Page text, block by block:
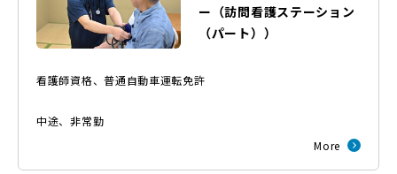
ー （訪問看護ステーション
（パート） ）
看護師資格、普通自動車運転免許
中途、非常勤
More